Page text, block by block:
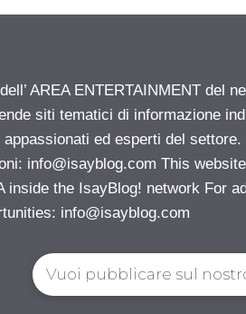
AREA ENTERTAINMENT del
siti tematici di informazione
ed esperti del settore.
info@isayblog.com This
inside the IsayBlog! network For
info@isayblog.com
Vuoi pubblicare sul